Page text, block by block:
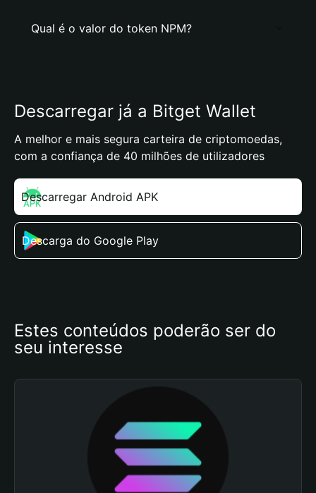
Qual é o valor do token NPM?
Descarregar já a Bitget Wallet
A melhor e mais segura carteira de criptomoedas,
com a confiança de 40 milhões de utilizadores
Descarregar Android APK
Descarga do Google Play
Estes conteúdos poderão ser do
seu interesse